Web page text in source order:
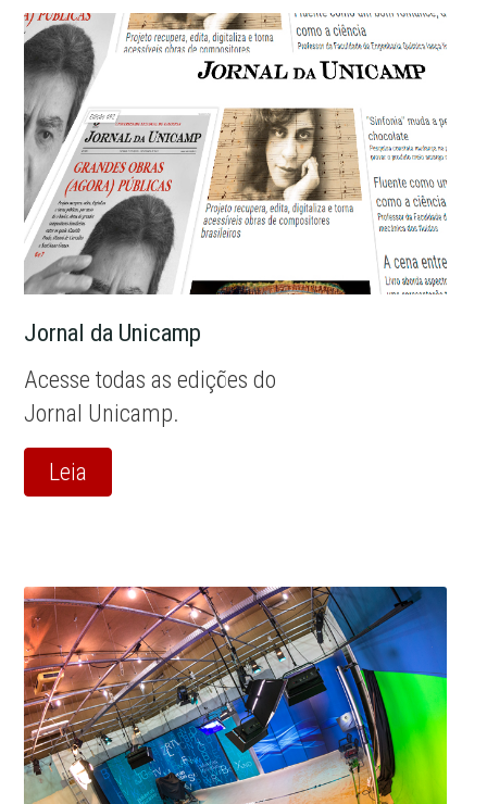
Jornal da Unicamp
Acesse todas as edições do
Jornal Unicamp.
Leia